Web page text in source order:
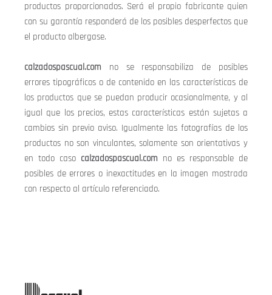
productos proporcionados. Será el propio fabricante quien
con su garantía responderá de los posibles desperfectos que
el producto albergase.
calzadospascual.com no se responsabiliza de posibles
errores tipográficos o de contenido en las características de
los productos que se puedan producir ocasionalmente, y al
igual que los precios, estas características están sujetas a
cambios sin previo aviso. Igualmente las fotografías de los
productos no son vinculantes, solamente son orientativas y
en todo caso calzadospascual.com no es responsable de
posibles de errores o inexactitudes en la imagen mostrada
con respecto al artículo referenciado.